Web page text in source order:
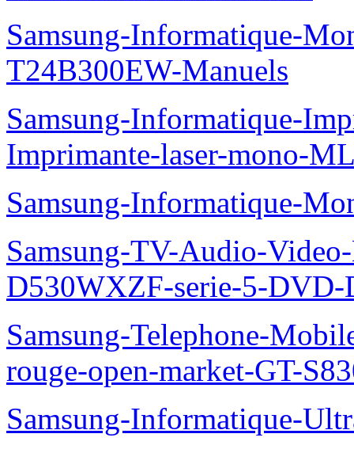
Samsung-Informatique-
T24B300EW-Manuels
Samsung-Informatique-
Imprimante-laser-mono-
Samsung-Informatique-
Samsung-TV-Audio-
D530WXZF-serie-5-DVD-
Samsung-Telephone-
rouge-open-market-GT-
Samsung-Informatique-